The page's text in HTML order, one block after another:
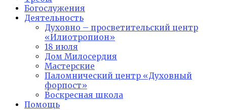
Богослужения
Деятельность
Духовно – просветительский центр
«Илиотропион»
18 июля
Дом Милосердия
Мастерские
Паломнический центр «Духовный
форпост»
Воскресная школа
Помощь